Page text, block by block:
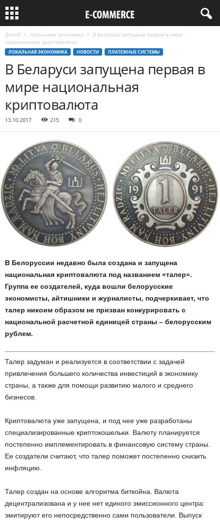
Домой Локальная экономика
В Беларуси запущена первая в мире
национальная криптовалюта
ЛОКАЛЬНАЯ ЭКОНОМИКА НОВОСТИ ПЛАТЕЖНЫЕ СИСТЕМЫ
В Беларуси запущена первая в
мире национальная
криптовалюта
13.10.2017 215 0
В Белоруссии недавно была создана и запущена
национальная криптовалюта под названием «талер».
Группа ее создателей, куда вошли белорусские
экономисты, айтишники и журналисты, подчеркивает, что
талер никоим образом не призван конкурировать с
национальной расчетной единицей страны – белорусским
рублем.
Талер задуман и реализуется в соответствии с задачей
привлечения большего количества инвестиций в экономику
страны, а также для помощи развитию малого и среднего
бизнесов.
Криптовалюта уже запущена, и под нее уже разработаны
специализированные криптокошельки. Валюту планируется
постепенно имплементировать в финансовую систему страны.
Ее создатели считают, что талер поможет постепенно снизить
инфляцию.
Талер создан на основе алгоритма биткойна. Валюта
децентрализована и у нее нет единого эмиссионного центра:
эмитируют его непосредственно сами пользователи. Выпуск